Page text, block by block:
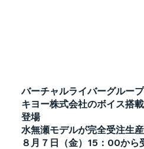
バーチャルライバーグルー
キヨー株式会社のボイス搭
登場
水無瀬モデルが完全受注生
８月７日（金）15：00から